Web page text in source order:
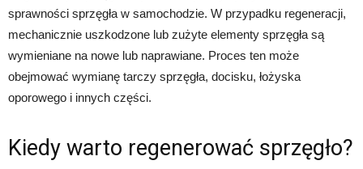
sprawności sprzęgła w samochodzie. W przypadku regeneracji,
mechanicznie uszkodzone lub zużyte elementy sprzęgła są
wymieniane na nowe lub naprawiane. Proces ten może
obejmować wymianę tarczy sprzęgła, docisku, łożyska
oporowego i innych części.
Kiedy warto regenerować sprzęgło?